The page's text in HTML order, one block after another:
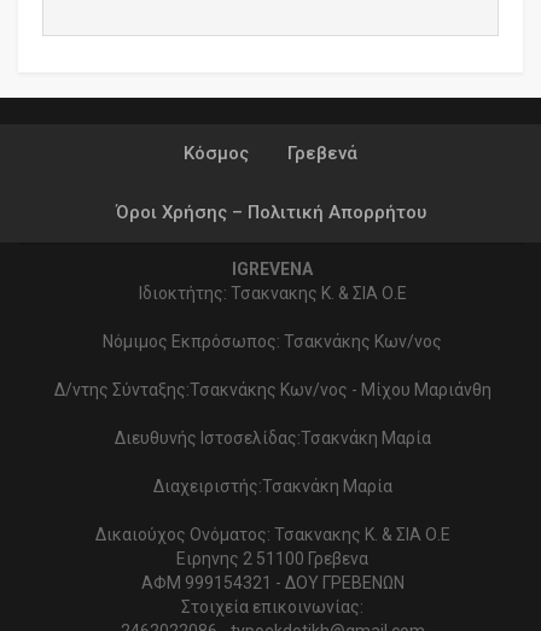
Κόσμος Γρεβενά
Όροι Χρήσης – Πολιτική Απορρήτου
IGREVENA
Ιδιοκτήτης: Τσακνακης Κ. & ΣΙΑ Ο.Ε
Νόμιμος Εκπρόσωπος: Τσακνάκης Κων/νος
Δ/ντης Σύνταξης:Τσακνάκης Κων/νος - Μίχου Μαριάνθη
Διευθυνής Ιστοσελίδας:Τσακνάκη Μαρία
Διαχειριστής:Τσακνάκη Μαρία
Δικαιούχος Ονόματος: Τσακνακης Κ. & ΣΙΑ Ο.Ε
Ειρηνης 2 51100 Γρεβενα
ΑΦΜ 999154321 - ΔΟΥ ΓΡΕΒΕΝΩΝ
Στοιχεία επικοινωνίας: